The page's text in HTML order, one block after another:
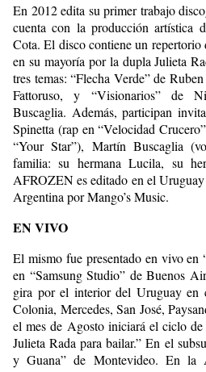
En 2012 edita su primer trabajo
cuenta con la producción artística
Cota. El disco contiene un repertorio
en su mayoría por la dupla Julieta
tres temas: “Flecha Verde” de
Fattoruso, y “Visionarios” de
Buscaglia. Además, participan
Spinetta (rap en “Velocidad
“Your Star”), Martín Buscaglia
familia: su hermana Lucila, su
AFROZEN es editado en el
Argentina por Mango’s Music.
EN VIVO
El mismo fue presentado en vivo
en “Samsung Studio” de Buenos
gira por el interior del Uruguay en
Colonia, Mercedes, San José,
el mes de Agosto iniciará el ciclo
Julieta Rada para bailar.” En el
y Guana” de Montevideo. En la